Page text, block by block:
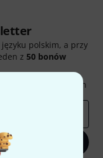
polskim, a przy
z 50 bonów
Thomann